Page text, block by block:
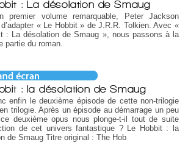
: La désolation de Smaug
premier volume remarquable, Peter Jackson
« Le Hobbit » de J.R.R. Tolkien. Avec «
: La désolation de Smaug », nous passons à la
partie du roman.
: la désolation de Smaug
enfin le deuxième épisode de cette non-trilogie
trilogie. Après un épisode au démarrage un peu
deuxième opus nous plonge-t-il tout de suite
de cet univers fantastique ? Le Hobbit : la
de Smaug Titre original : The Hob